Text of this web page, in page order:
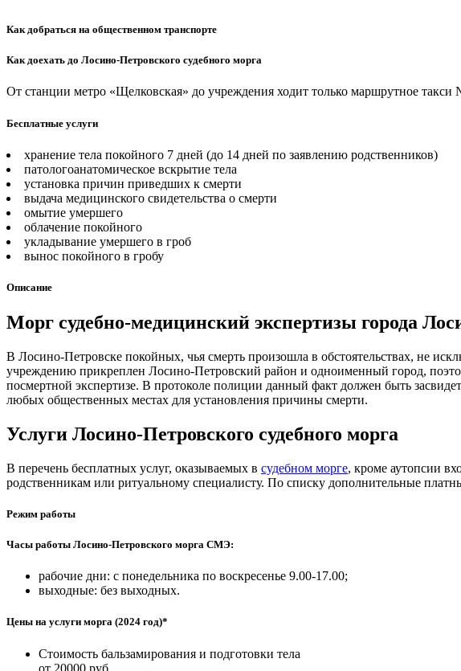
Как добраться на общественном транспорте
Как доехать до Лосино-Петровского судебного морга
От станции метро «Щелковская» до учреждения ходит только маршрутное
Бесплатные услуги
хранение тела покойного 7 дней (до 14 дней по заявлению родственников)
патологоанатомическое вскрытие тела
установка причин приведших к смерти
выдача медицинского свидетельства о смерти
омытие умершего
облачение покойного
укладывание умершего в гроб
вынос покойного в гробу
Описание
Морг судебно-медицинский экспертизы города
В Лосино-Петровске покойных, чья смерть произошла в обстоятельствах, не
учреждению прикреплен Лосино-Петровский район и одноименный город,
посмертной экспертизе. В протоколе полиции данный факт должен быть
любых общественных местах для установления причины смерти.
Услуги Лосино-Петровского судебного морга
В перечень бесплатных услуг, оказываемых в судебном морге, кроме аутопсии
родственникам или ритуальному специалисту. По списку дополнительные
Режим работы
Часы работы Лосино-Петровского морга СМЭ:
рабочие дни: с понедельника по воскресенье 9.00-17.00;
выходные: без выходных.
Цены на услуги морга (2024 год)*
Стоимость бальзамирования и подготовки тела
от 20000 руб.